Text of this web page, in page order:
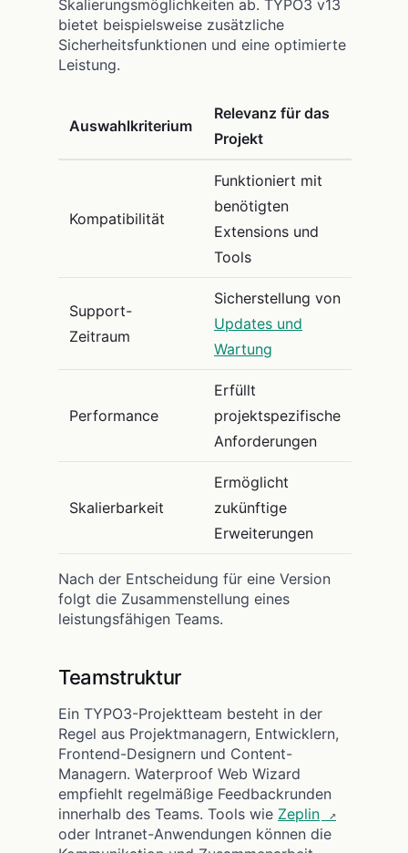
Skalierungsmöglichkeiten ab. TYPO3 v13
bietet beispielsweise zusätzliche
Sicherheitsfunktionen und eine optimierte
Leistung.
Auswahlkriterium
Relevanz für das
Projekt
Kompatibilität
Funktioniert mit
benötigten
Extensions und
Tools
Support-
Zeitraum
Sicherstellung von
Updates und
Wartung
Performance
Erfüllt
projektspezifische
Anforderungen
Skalierbarkeit
Ermöglicht
zukünftige
Erweiterungen
Nach der Entscheidung für eine Version
folgt die Zusammenstellung eines
leistungsfähigen Teams.
Teamstruktur
Ein TYPO3-Projektteam besteht in der
Regel aus Projektmanagern, Entwicklern,
Frontend-Designern und Content-
Managern. Waterproof Web Wizard
empfiehlt regelmäßige Feedbackrunden
innerhalb des Teams. Tools wie Zeplin
oder Intranet-Anwendungen können die